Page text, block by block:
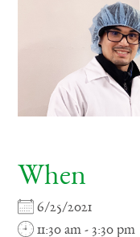
When
6/25/2021
11:30 am - 3:30 pm